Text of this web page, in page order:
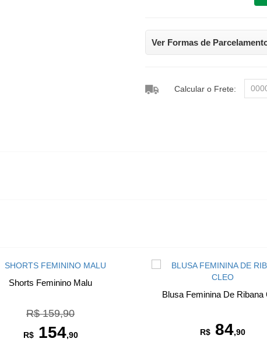
Ver Formas de
Calcular o Frete:
Shorts Feminino Malu
R$ 159,90
R$154,90
Blusa Feminina De Ribana
R$84,90